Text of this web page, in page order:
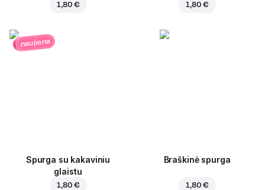
1,80 € 1,80 €
naujiena
Spurga su kakaviniu
glaistu
1,80 €
Braškinė spurga
1,80 €